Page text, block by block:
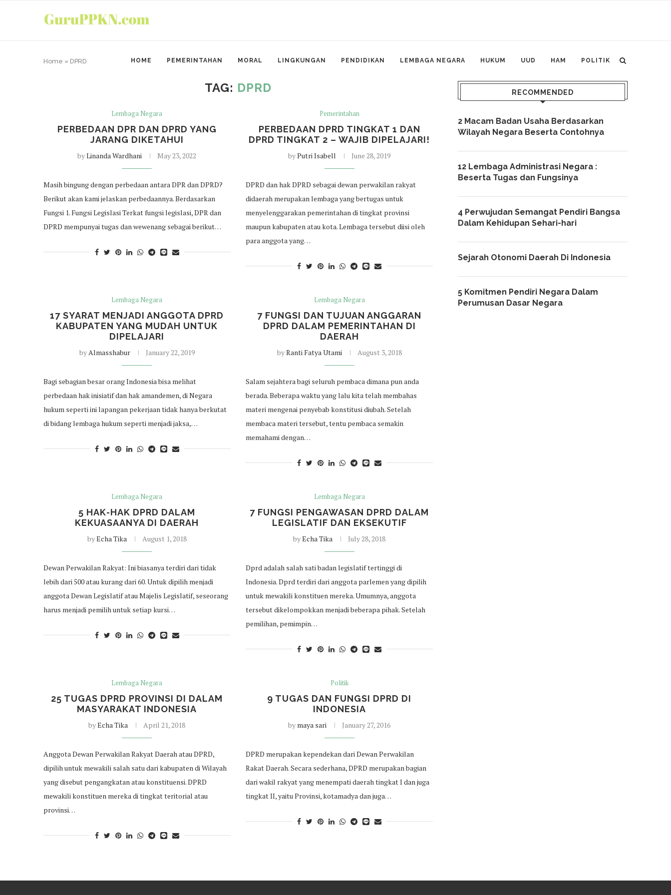
HOME PEMERINTAHAN MORAL LINGKUNGAN PENDIDIKAN LEMBAGA NEGARA HUKUM UUD HAM POLITIK
Home » DPRD
TAG: DPRD
Lembaga Negara
PERBEDAAN DPR DAN DPRD YANG
JARANG DIKETAHUI
byLinanda Wardhani May 23, 2022
Masih bingung dengan perbedaan antara DPR dan DPRD?
Berikut akan kami jelaskan perbedaannya. Berdasarkan
Fungsi 1. Fungsi Legislasi Terkat fungsi legislasi, DPR dan
DPRD mempunyai tugas dan wewenang sebagai berikut…
Pemerintahan
PERBEDAAN DPRD TINGKAT 1 DAN
DPRD TINGKAT 2 – WAJIB DIPELAJARI!
byPutri Isabell June 28, 2019
DPRD dan hak DPRD sebagai dewan perwakilan rakyat
didaerah merupakan lembaga yang bertugas untuk
menyelenggarakan pemerintahan di tingkat provinsi
maupun kabupaten atau kota. Lembaga tersebut diisi oleh
para anggota yang…
Lembaga Negara
17 SYARAT MENJADI ANGGOTA DPRD
KABUPATEN YANG MUDAH UNTUK
DIPELAJARI
byAlmasshabur January 22, 2019
Bagi sebagian besar orang Indonesia bisa melihat
perbedaan hak inisiatif dan hak amandemen, di Negara
hukum seperti ini lapangan pekerjaan tidak hanya berkutat
di bidang lembaga hukum seperti menjadi jaksa,…
Lembaga Negara
7 FUNGSI DAN TUJUAN ANGGARAN
DPRD DALAM PEMERINTAHAN DI
DAERAH
byRanti Fatya Utami August 3, 2018
Salam sejahtera bagi seluruh pembaca dimana pun anda
berada. Beberapa waktu yang lalu kita telah membahas
materi mengenai penyebab konstitusi diubah. Setelah
membaca materi tersebut, tentu pembaca semakin
memahami dengan…
Lembaga Negara
5 HAK-HAK DPRD DALAM
KEKUASAANYA DI DAERAH
byEcha Tika August 1, 2018
Dewan Perwakilan Rakyat: Ini biasanya terdiri dari tidak
lebih dari 500 atau kurang dari 60. Untuk dipilih menjadi
anggota Dewan Legislatif atau Majelis Legislatif, seseorang
harus menjadi pemilih untuk setiap kursi…
Lembaga Negara
7 FUNGSI PENGAWASAN DPRD DALAM
LEGISLATIF DAN EKSEKUTIF
byEcha Tika July 28, 2018
Dprd adalah salah sati badan legislatif tertinggi di
Indonesia. Dprd terdiri dari anggota parlemen yang dipilih
untuk mewakili konstituen mereka. Umumnya, anggota
tersebut dikelompokkan menjadi beberapa pihak. Setelah
pemilihan, pemimpin…
Lembaga Negara
25 TUGAS DPRD PROVINSI DI DALAM
MASYARAKAT INDONESIA
byEcha Tika April 21, 2018
Anggota Dewan Perwakilan Rakyat Daerah atau DPRD,
dipilih untuk mewakili salah satu dari kabupaten di Wilayah
yang disebut pengangkatan atau konstituensi. DPRD
mewakili konstituen mereka di tingkat teritorial atau
provinsi…
Politik
9 TUGAS DAN FUNGSI DPRD DI
INDONESIA
by maya sari January 27, 2016
DPRD merupakan kependekan dari Dewan Perwakilan
Rakat Daerah. Secara sederhana, DPRD merupakan bagian
dari wakil rakyat yang menempati daerah tingkat I dan juga
tingkat II, yaitu Provinsi, kotamadya dan juga…
RECOMMENDED
2 Macam Badan Usaha Berdasarkan
Wilayah Negara Beserta Contohnya
12 Lembaga Administrasi Negara :
Beserta Tugas dan Fungsinya
4 Perwujudan Semangat Pendiri Bangsa
Dalam Kehidupan Sehari-hari
Sejarah Otonomi Daerah Di Indonesia
5 Komitmen Pendiri Negara Dalam
Perumusan Dasar Negara